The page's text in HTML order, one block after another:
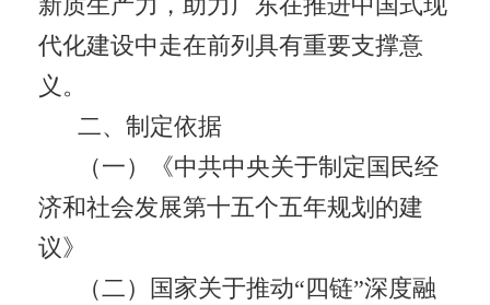
代化建设中走在前列具有重要支撑意
义。
二、制定依据
（一）《中共中央关于制定国民经
济和社会发展第十五个五年规划的建
议》
（二）国家关于推动“四链”深度融